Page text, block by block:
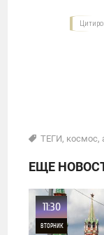
ТЕГИ, космос,
ЕЩЕ
11:30
ВТОРНИК